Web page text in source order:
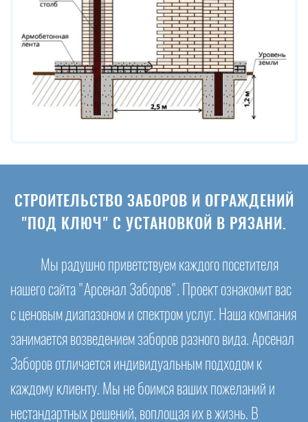
СТРОИТЕЛЬСТВО ЗАБОРОВ И ОГРАЖДЕНИЙ
"ПОД КЛЮЧ" С УСТАНОВКОЙ В РЯЗАНИ.
Мы радушно приветствуем каждого посетителя
нашего сайта "Арсенал Заборов". Проект ознакомит вас
с ценовым диапазоном и спектром услуг. Наша компания
занимается возведением заборов разного вида. Арсенал
Заборов отличается индивидуальным подходом к
каждому клиенту. Мы не боимся ваших пожеланий и
нестандартных решений, воплощая их в жизнь. В